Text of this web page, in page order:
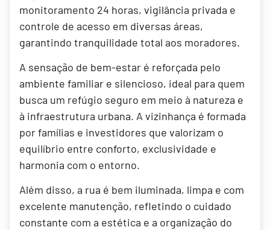
monitoramento 24 horas, vigilância privada e
controle de acesso em diversas áreas,
garantindo tranquilidade total aos moradores.
A sensação de bem-estar é reforçada pelo
ambiente familiar e silencioso, ideal para quem
busca um refúgio seguro em meio à natureza e
à infraestrutura urbana. A vizinhança é formada
por famílias e investidores que valorizam o
equilíbrio entre conforto, exclusividade e
harmonia com o entorno.
Além disso, a rua é bem iluminada, limpa e com
excelente manutenção, refletindo o cuidado
constante com a estética e a organização do